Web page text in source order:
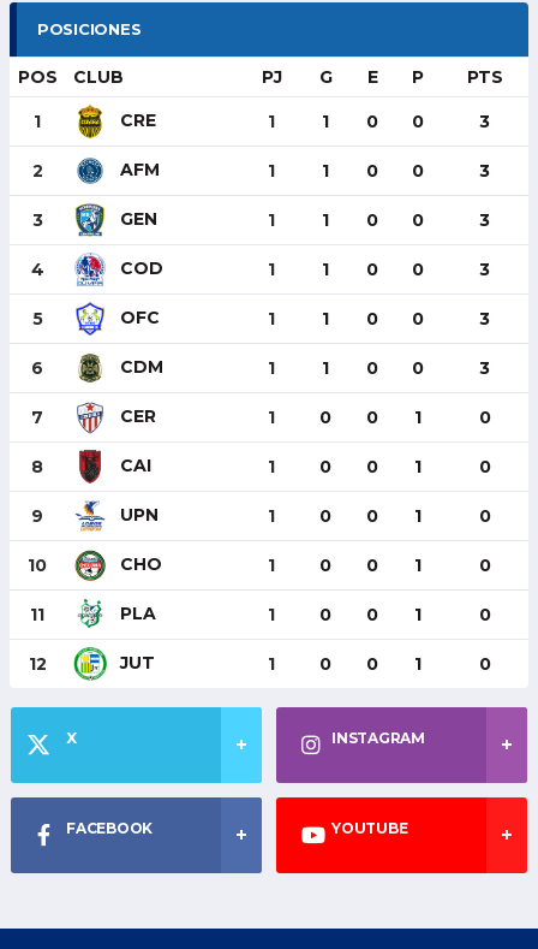
POSICIONES
POS CLUB PJ G E P PTS
1 CRE 1 1 0 0 3
2 AFM 1 1 0 0 3
3 GEN 1 1 0 0 3
4 COD 1 1 0 0 3
5 OFC 1 1 0 0 3
6 CDM 1 1 0 0 3
7 CER 1 0 0 1 0
8 CAI 1 0 0 1 0
9 UPN 1 0 0 1 0
10 CHO 1 0 0 1 0
11 PLA 1 0 0 1 0
12 JUT 1 0 0 1 0
X INSTAGRAM
FACEBOOK YOUTUBE